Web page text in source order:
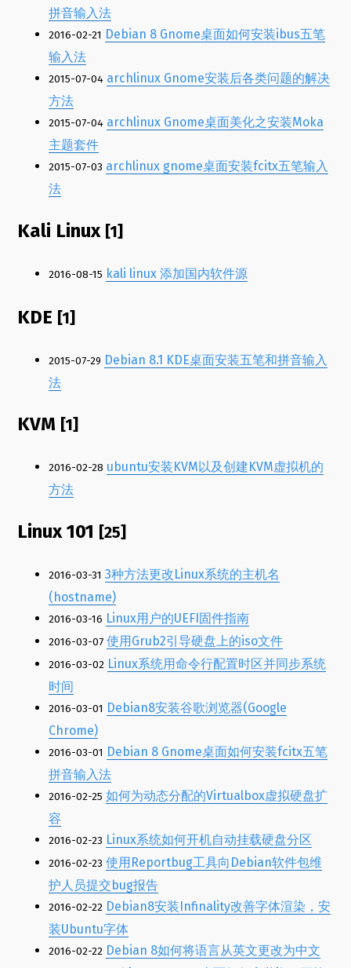
拼音输入法
2016-02-21 Debian 8 Gnome桌面如何安装ibus五笔
输入法
2015-07-04 archlinux Gnome安装后各类问题的解决
方法
2015-07-04 archlinux Gnome桌面美化之安装Moka
主题套件
2015-07-03 archlinux gnome桌面安装fcitx五笔输入
法
Kali Linux [1]
2016-08-15 kali linux 添加国内软件源
KDE [1]
2015-07-29 Debian 8.1 KDE桌面安装五笔和拼音输入
法
KVM [1]
2016-02-28 ubuntu安装KVM以及创建KVM虚拟机的
方法
Linux 101 [25]
2016-03-31 3种方法更改Linux系统的主机名
(hostname)
2016-03-16 Linux用户的UEFI固件指南
2016-03-07 使用Grub2引导硬盘上的iso文件
2016-03-02 Linux系统用命令行配置时区并同步系统
时间
2016-03-01 Debian8安装谷歌浏览器(Google
Chrome)
2016-03-01 Debian 8 Gnome桌面如何安装fcitx五笔
拼音输入法
2016-02-25 如何为动态分配的Virtualbox虚拟硬盘扩
容
2016-02-23 Linux系统如何开机自动挂载硬盘分区
2016-02-23 使用Reportbug工具向Debian软件包维
护人员提交bug报告
2016-02-22 Debian8安装Infinality改善字体渲染，安
装Ubuntu字体
2016-02-22 Debian 8如何将语言从英文更改为中文